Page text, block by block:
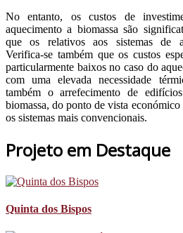
No entanto, os custos de
aquecimento a biomassa são
que os relativos aos sistemas de
Verifica-se também que os custos
particularmente baixos no caso do
com uma elevada necessidade
também o arrefecimento de
biomassa, do ponto de vista
os sistemas mais convencionais.
Projeto em Destaque
Quinta dos Bispos